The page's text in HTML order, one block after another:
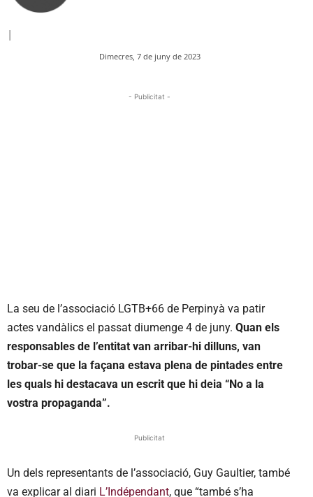
|
Dimecres, 7 de juny de 2023
- Publicitat -
La seu de l’associació LGTB+66 de Perpinyà va patir
actes vandàlics el passat diumenge 4 de juny. Quan els
responsables de l’entitat van arribar-hi dilluns, van
trobar-se que la façana estava plena de pintades entre
les quals hi destacava un escrit que hi deia “No a la
vostra propaganda”.
Publicitat
Un dels representants de l’associació, Guy Gaultier, també
va explicar al diari L’Indépendant, que “també s’ha